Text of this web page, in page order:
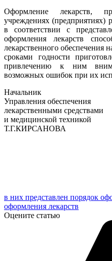
Оформление лекарств,
учреждениях (предприятиях)
в соответствии с
оформления лекарств
лекарственного обеспечения
сроками годности
привлечению к ним
возможных ошибок при их
Начальник
Управления обеспечения
лекарственными средствами
и медицинской техникой
Т.Г.КИРСАНОВА
в них представлен порядок
оформления лекарств
Оцените статью